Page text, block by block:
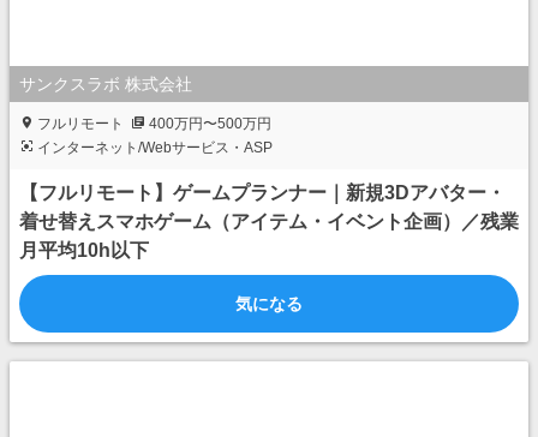
サンクスラボ 株式会社
フルリモート
400万円〜500万円
インターネット/Webサービス・ASP
【フルリモート】ゲームプランナー｜新規3Dアバター・
着せ替えスマホゲーム（アイテム・イベント企画）／残業
月平均10h以下
気になる